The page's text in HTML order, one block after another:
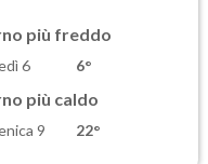
più freddo
6 6°
più caldo
9 22°